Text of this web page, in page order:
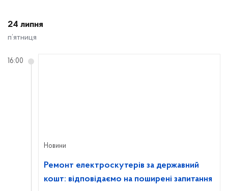
24 липня
п’ятниця
Новини
Ремонт електроскутерів за державний
кошт: відповідаємо на поширені запитання
16:00